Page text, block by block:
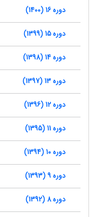
دوره 16 (1400)
دوره 15 (1399)
دوره 14 (1398)
دوره 13 (1397)
دوره 12 (1396)
دوره 11 (1395)
دوره 10 (1394)
دوره 9 (1393)
دوره 8 (1392)